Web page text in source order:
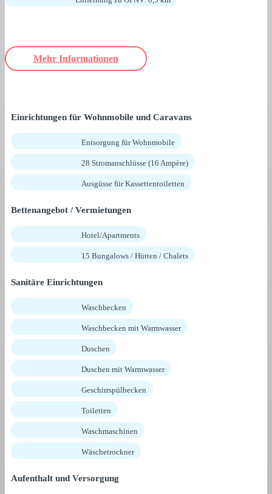
Mehr Informationen
Einrichtungen für Wohnmobile und Caravans
Entsorgung für Wohnmobile
28 Stromanschlüsse (16 Ampère)
Ausgüsse für Kassettentoiletten
Bettenangebot / Vermietungen
Hotel/Apartments
15 Bungalows / Hütten / Chalets
Sanitäre Einrichtungen
Waschbecken
Waschbecken mit Warmwasser
Duschen
Duschen mit Warmwasser
Geschirrspülbecken
Toiletten
Waschmaschinen
Wäschetrockner
Aufenthalt und Versorgung